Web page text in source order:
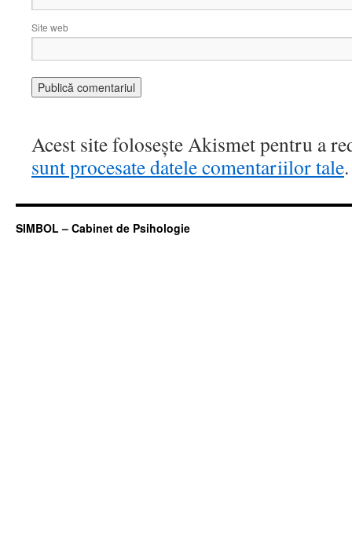
Site web
Acest site folosește Akismet pentru a
sunt procesate datele comentariilor tale.
SIMBOL – Cabinet de Psihologie